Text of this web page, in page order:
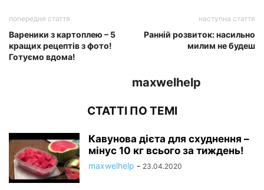
попередня стаття
Вареники з картоплею – 5
кращих рецептів з фото!
Готуємо вдома!
наступна стаття
Ранній розвиток: насильно
милим не будеш
maxwelhelp
СТАТТІ ПО ТЕМІ
Кавунова дієта для схуднення –
мінус 10 кг всього за тиждень!
maxwelhelp - 23.04.2020